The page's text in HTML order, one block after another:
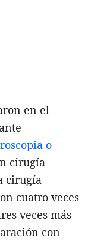
en el
o
cirugía
cirugía
cuatro veces
veces más
con